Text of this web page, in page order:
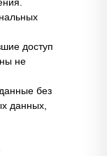
доступ
не
без
данных,